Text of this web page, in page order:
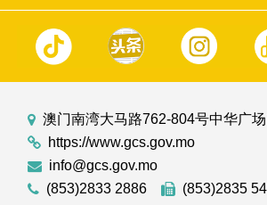
澳门南湾大马路762-804号中华广
https://www.gcs.gov.mo
info@gcs.gov.mo
(853)2833 2886
(853)2835